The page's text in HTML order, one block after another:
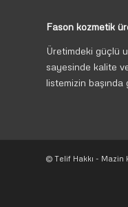
Fason kozmetik
Üretimdeki güçlü
sayesinde kalite
listemizin başında
© Telif Hakkı - Mazin